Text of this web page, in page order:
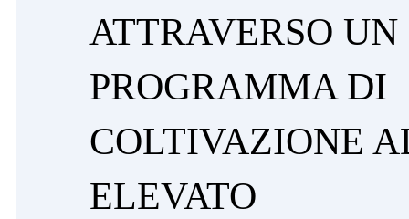
ATTRAVERSO UN
PROGRAMMA DI
COLTIVAZIONE
ELEVATO